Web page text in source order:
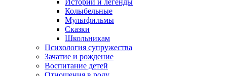
Истории и легенды
Колыбельные
Мультфильмы
Сказки
Школьникам
Психология супружества
Зачатие и рождение
Воспитание детей